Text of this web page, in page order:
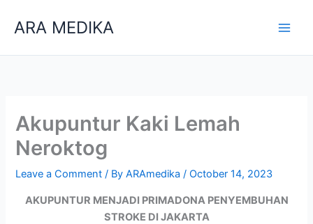
ARA MEDIKA
Akupuntur Kaki Lemah
Neroktog
Leave a Comment / ByARAmedika/October 14, 2023
AKUPUNTUR MENJADI PRIMADONA PENYEMBUHAN
STROKE DI JAKARTA